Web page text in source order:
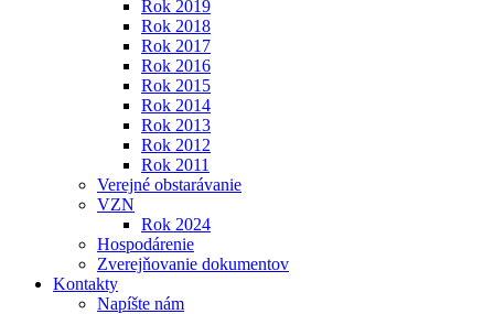
Rok 2019
Rok 2018
Rok 2017
Rok 2016
Rok 2015
Rok 2014
Rok 2013
Rok 2012
Rok 2011
Verejné obstarávanie
VZN
Rok 2024
Hospodárenie
Zverejňovanie dokumentov
Kontakty
Napíšte nám